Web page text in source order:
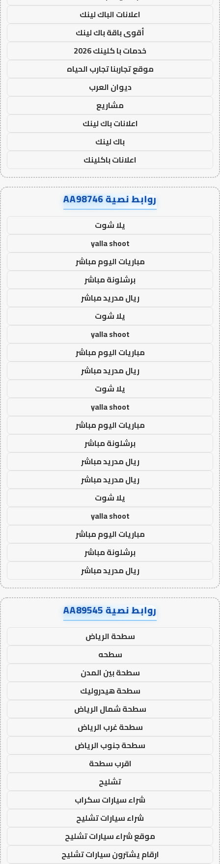
اعلانات الباك لينك
أقوى باقة باك لينك
خدمات با كلينك 2026
موقع تجاربنا تجارب الحياه
ديوان العرب
مشاريع
اعلانات باك لينك
باك لينك
اعلانات باكلينك
روابط نصية AA98746
يلا شوت
yalla shoot
مباريات اليوم مباشر
برشلونة مباشر
ريال مدريد مباشر
يلا شوت
yalla shoot
مباريات اليوم مباشر
ريال مدريد مباشر
يلا شوت
yalla shoot
مباريات اليوم مباشر
برشلونة مباشر
ريال مدريد مباشر
ريال مدريد مباشر
يلا شوت
yalla shoot
مباريات اليوم مباشر
برشلونة مباشر
ريال مدريد مباشر
روابط نصية AA89545
سطحة الرياض
سطحه
سطحة بين المدن
سطحة هيدروليك
سطحة شمال الرياض
سطحة غرب الرياض
سطحة جنوب الرياض
اقرب سطحة
تشليح
شراء سيارات سكراب
شراء سيارات تشليح
موقع شراء سيارات تشليح
ارقام يشترون سيارات تشليح